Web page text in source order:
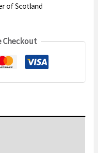
of Scotland
Checkout